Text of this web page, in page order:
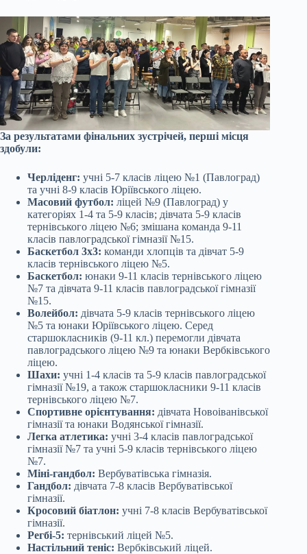
За результатами фінальних зустрічей, перші місця
здобули:
Черліденг: учні 5-7 класів ліцею №1 (Павлоград)
та учні 8-9 класів Юріївського ліцею.
Масовий футбол: ліцей №9 (Павлоград) у
категоріях 1-4 та 5-9 класів; дівчата 5-9 класів
тернівського ліцею №6; змішана команда 9-11
класів павлоградської гімназії №15.
Баскетбол 3х3: команди хлопців та дівчат 5-9
класів тернівського ліцею №5.
Баскетбол: юнаки 9-11 класів тернівського ліцею
№7 та дівчата 9-11 класів павлоградської гімназії
№15.
Волейбол: дівчата 5-9 класів тернівського ліцею
№5 та юнаки Юріївського ліцею. Серед
старшокласників (9-11 кл.) перемогли дівчата
павлоградського ліцею №9 та юнаки Вербківського
ліцею.
Шахи: учні 1-4 класів та 5-9 класів павлоградської
гімназії №19, а також старшокласники 9-11 класів
тернівського ліцею №7.
Спортивне орієнтування: дівчата Новоіванівської
гімназії та юнаки Водянської гімназії.
Легка атлетика: учні 3-4 класів павлоградської
гімназії №7 та учні 5-9 класів тернівського ліцею
№7.
Міні-гандбол: Вербуватівська гімназія.
Гандбол: дівчата 7-8 класів Вербуватівської
гімназії.
Кросовий біатлон: учні 7-8 класів Вербуватівської
гімназії.
Регбі-5: тернівський ліцей №5.
Настільний теніс: Вербківський ліцей.